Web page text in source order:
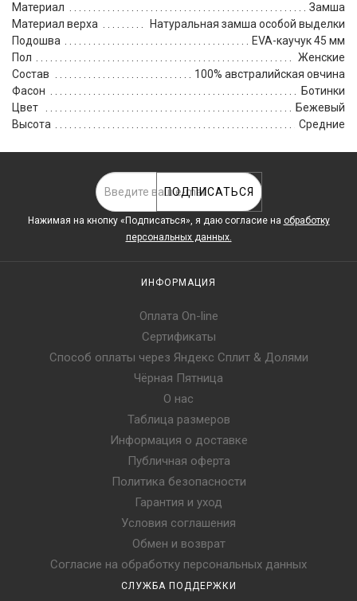
Материал
Замша
Материал верха
Натуральная замша особой выделки
Подошва
EVA-каучук 45 мм
Пол
Женские
Состав
100% австралийская овчина
Фасон
Ботинки
Цвет
Бежевый
Высота
Средние
ПОДПИСАТЬСЯ
Нажимая на кнопку «Подписаться», я даю cогласие на обработку
персональных данных.
ИНФОРМАЦИЯ
Оплата On-line
Сертификаты
Способ оплаты через Яндекс Сплит & Долями
Чёрная Пятница
О нас
Таблица размеров
Информация о доставке
Публичная оферта
Политика безопасности
Гарантия и уход
Условия соглашения
Обмен и возврат
Согласие на обработку персональных данных
СЛУЖБА ПОДДЕРЖКИ